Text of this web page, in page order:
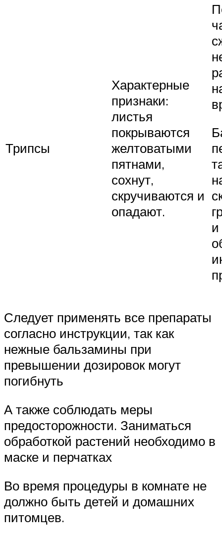
Трипсы
Характерные
признаки:
листья
покрываются
желтоватыми
пятнами,
сохнут,
скручиваются и
опадают.
и
Следует применять все препараты
согласно инструкции, так как
нежные бальзамины при
превышении дозировок могут
погибнуть
А также соблюдать меры
предосторожности. Заниматься
обработкой растений необходимо в
маске и перчатках
Во время процедуры в комнате не
должно быть детей и домашних
питомцев.